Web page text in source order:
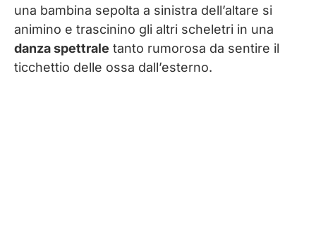
una bambina sepolta a sinistra dell’altare si
animino e trascinino gli altri scheletri in una
danza spettrale tanto rumorosa da sentire il
ticchettio delle ossa dall’esterno.